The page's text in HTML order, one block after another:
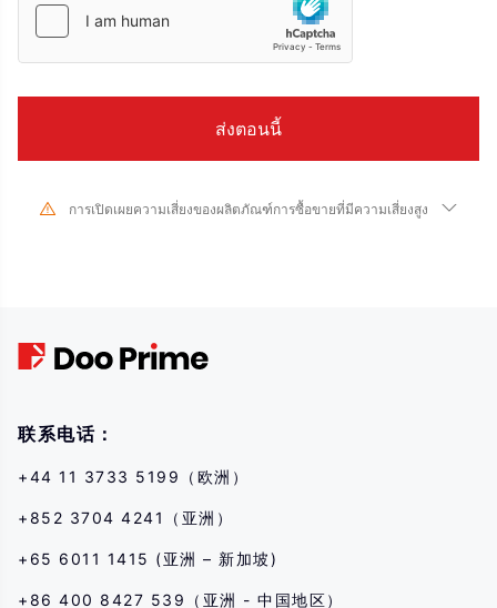
การเปิดเผยความเสี่ยงของผลิตภัณฑ์การซื้อขายที่มีความเสี่ยงสูง
ขายด้วยเครื่องมือทางการเงินที่เกี่ยวข้องอย่างถ่องแท้ก่อนทำธุรกรรมใดๆ กับเรา
联系电话：
+44 11 3733 5199（欧洲）
+852 3704 4241（亚洲）
+65 6011 1415 (亚洲 – 新加坡)
+86 400 8427 539（亚洲 - 中国地区）